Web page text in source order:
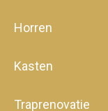
Horren
Kasten
Traprenovatie